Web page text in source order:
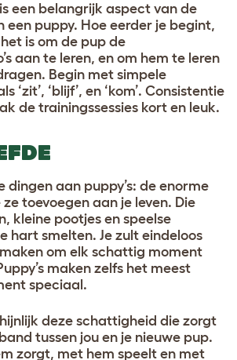
een belangrijk aspect van de
een puppy. Hoe eerder je begint,
is om de pup de
aan te leren, en om hem te leren
Begin met simpele
‘zit’, ‘blijf’, en ‘kom’. Consistentie
de trainingssessies kort en leuk.
dingen aan puppy’s: de enorme
toevoegen aan je leven. Die
kleine pootjes en speelse
hart smelten. Je zult eindeloos
maken om elk schattig moment
maken zelfs het meest
speciaal.
deze schattigheid die zorgt
tussen jou en je nieuwe pup.
zorgt, met hem speelt en met